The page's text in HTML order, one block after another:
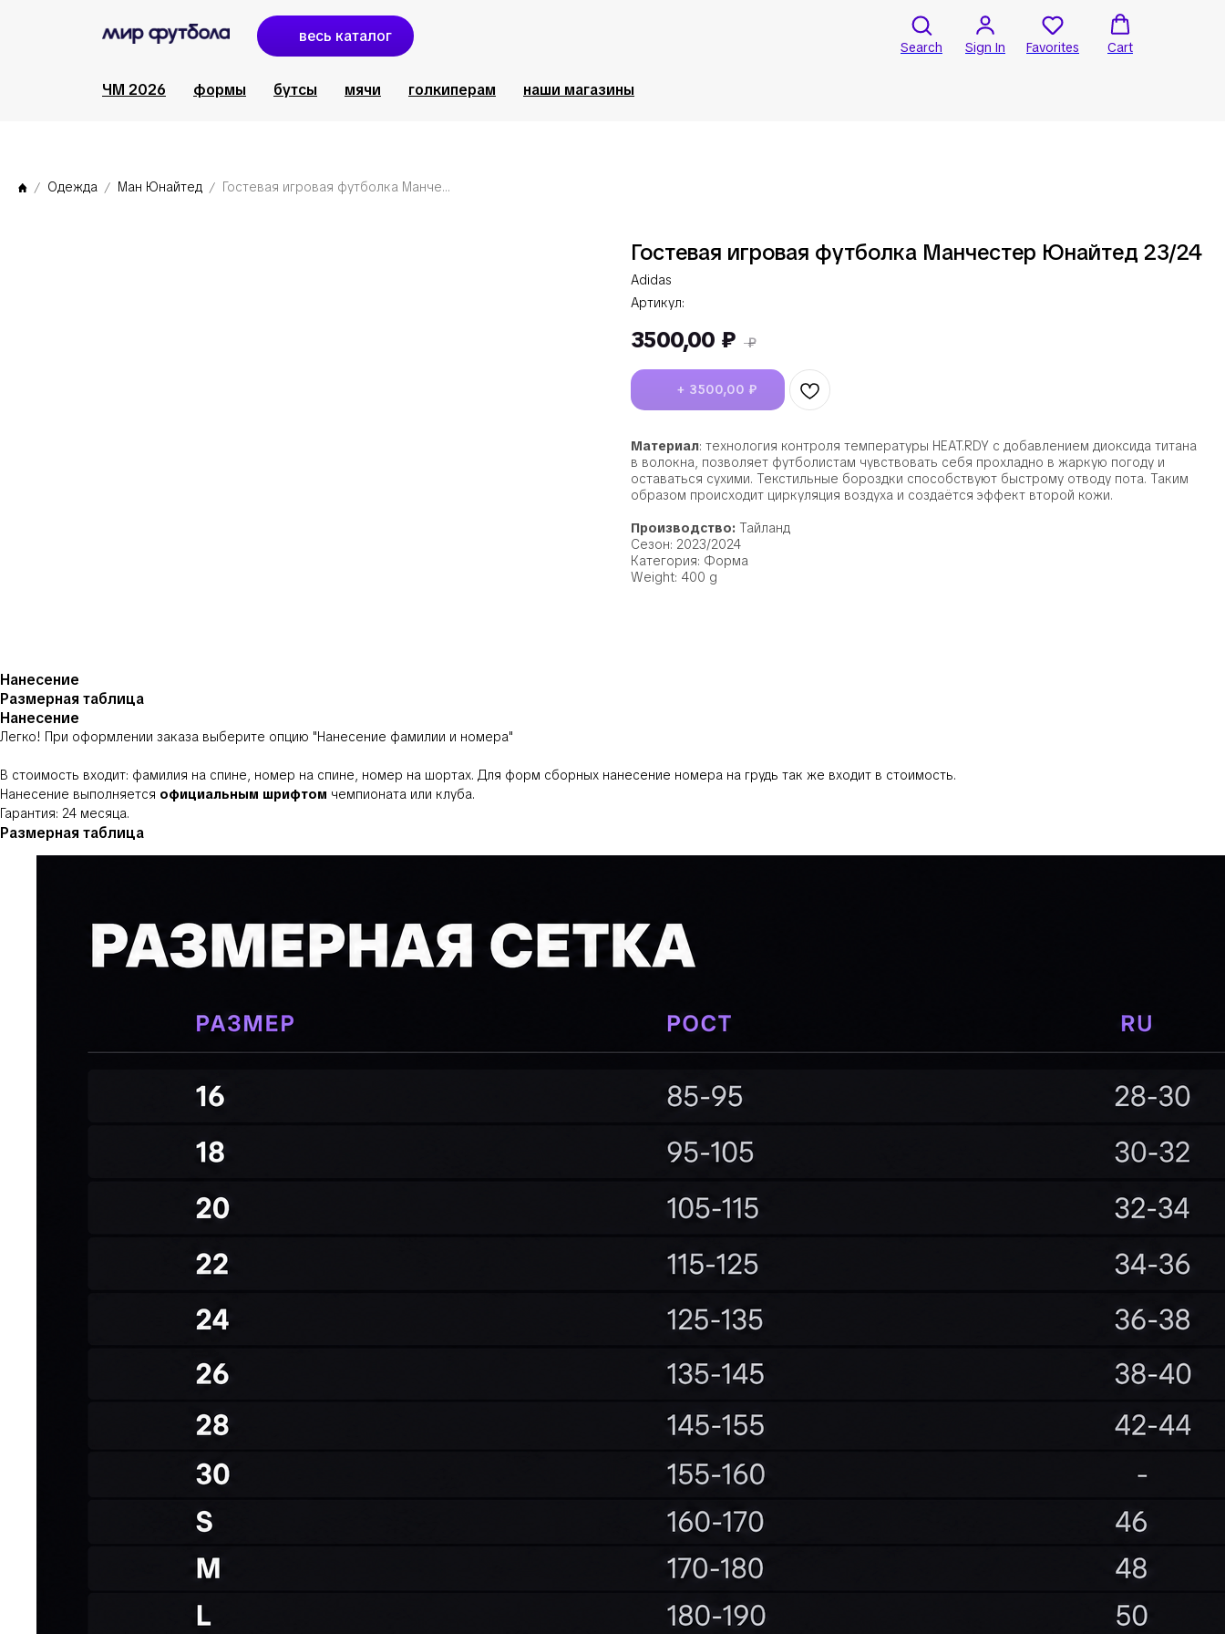
весь каталог
Search Sign In Favorites Cart
ЧМ 2026 формы бутсы мячи голкиперам наши магазины
Одежда Ман Юнайтед Гостевая игровая футболка Манчестер Юнайтед 23/24
Гостевая игровая футболка Манчестер Юнайтед 23/24
Adidas
Артикул:
3500,00 ₽ ₽
+ 3500,00 ₽
Материал: технология контроля температуры HEAT.RDY с добавлением диоксида титана
в волокна, позволяет футболистам чувствовать себя прохладно в жаркую погоду и
оставаться сухими. Текстильные бороздки способствуют быстрому отводу пота. Таким
образом происходит циркуляция воздуха и создаётся эффект второй кожи.
Производство: Тайланд
Сезон: 2023/2024
Категория: Форма
Weight: 400 g
Нанесение
Размерная таблица
Нанесение
Легко! При оформлении заказа выберите опцию "Нанесение фамилии и номера"
В стоимость входит: фамилия на спине, номер на спине, номер на шортах. Для форм сборных нанесение номера на грудь так же входит в стоимость.
Нанесение выполняется официальным шрифтом чемпионата или клуба.
Гарантия: 24 месяца.
Размерная таблица